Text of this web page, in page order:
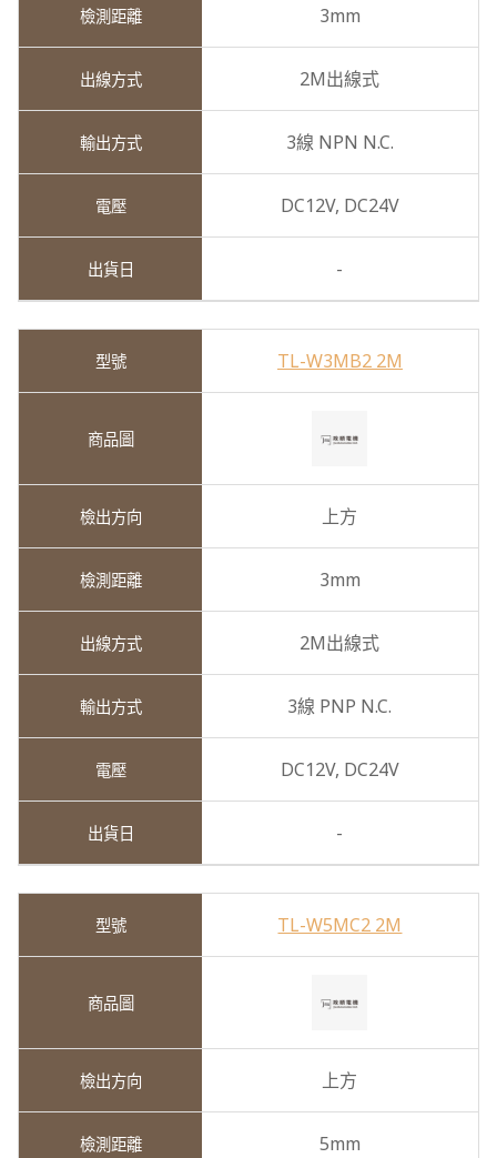
3mm
2M出線式
3線 NPN N.C.
DC12V, DC24V
-
TL-W3MB2 2M
上方
3mm
2M出線式
3線 PNP N.C.
DC12V, DC24V
-
TL-W5MC2 2M
上方
5mm